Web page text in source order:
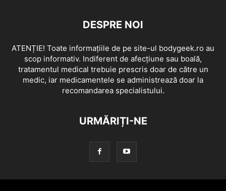
DESPRE NOI
ATENȚIE! Toate informațiile de pe site-ul bodygeek.ro au
scop informativ. Indiferent de afecțiune sau boală,
tratamentul medical trebuie prescris doar de către un
medic, iar medicamentele se administrează doar la
recomandarea specialistului.
URMĂRIȚI-NE